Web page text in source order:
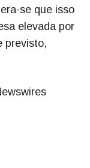
se que isso
elevada por
previsto,